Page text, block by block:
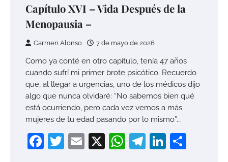
Capítulo XVI – Vida Después de la
Menopausia –
Carmen Alonso 7 de mayo de 2026
Como ya conté en otro capítulo, tenía 47 años
cuando sufrí mi primer brote psicótico. Recuerdo
que, al llegar a urgencias, uno de los médicos dijo
algo que nunca olvidaré: “No sabemos bien qué
está ocurriendo, pero cada vez vemos a más
mujeres de tu edad pasando por lo mismo”.…
Facebook
Twitter
Email
X WhatsApp
Telegram